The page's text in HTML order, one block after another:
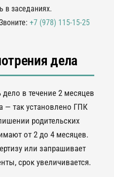
в заседаниях.
+7 (978) 115-15-25
дела
в течение 2 месяцев
— так установлено ГПК
родительских
от 2 до 4 месяцев.
или запрашивает
срок увеличивается.